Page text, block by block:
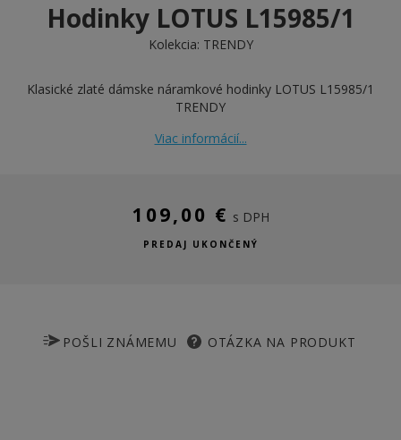
Hodinky LOTUS L15985/1
Kolekcia: TRENDY
Klasické zlaté dámske náramkové hodinky LOTUS L15985/1
TRENDY
Viac informácií...
109,00 € s DPH
PREDAJ UKONČENÝ
POŠLI ZNÁMEMU OTÁZKA NA PRODUKT